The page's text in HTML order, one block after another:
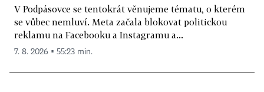
V Podpásovce se tentokrát věnujeme tématu, o kterém
se vůbec nemluví. Meta začala blokovat politickou
reklamu na Facebooku a Instagramu a...
7. 8. 2026 ▪ 55:23 min.